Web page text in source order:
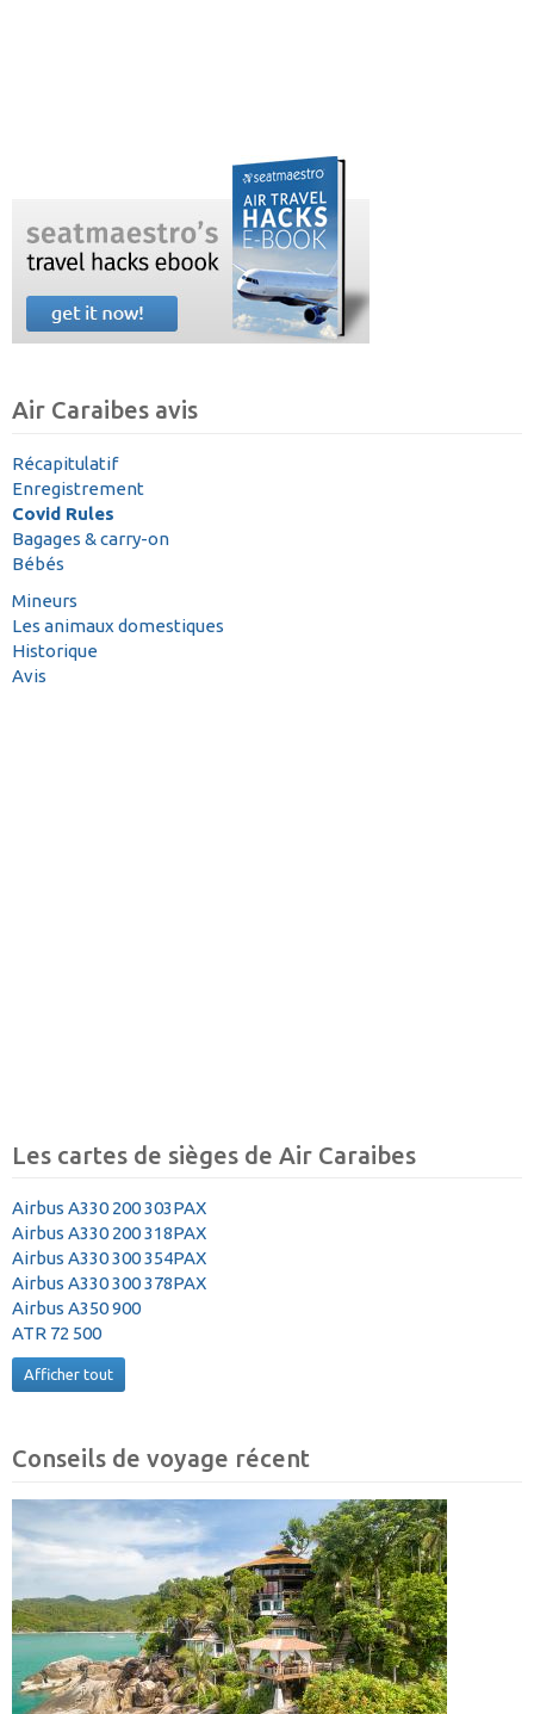
Air Caraibes avis
Récapitulatif
Enregistrement
Covid Rules
Bagages & carry-on
Bébés
Mineurs
Les animaux domestiques
Historique
Avis
Les cartes de sièges de Air Caraibes
Airbus A330 200 303PAX
Airbus A330 200 318PAX
Airbus A330 300 354PAX
Airbus A330 300 378PAX
Airbus A350 900
ATR 72 500
Afficher tout
Conseils de voyage récent